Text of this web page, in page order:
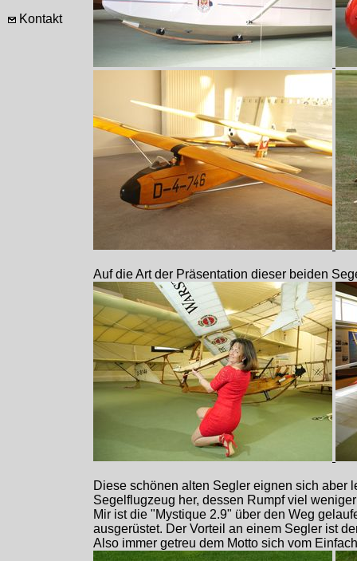
Kontakt
Auf die Art der Präsentation dieser beiden
Diese schönen alten Segler eignen sich aber
Segelflugzeug her, dessen Rumpf viel
Mir ist die "Mystique 2.9" über den Weg
ausgerüstet. Der Vorteil an einem Segler ist
Also immer getreu dem Motto sich vom